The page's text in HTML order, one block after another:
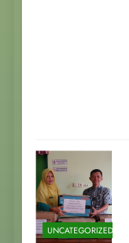
UNCATEGORIZED